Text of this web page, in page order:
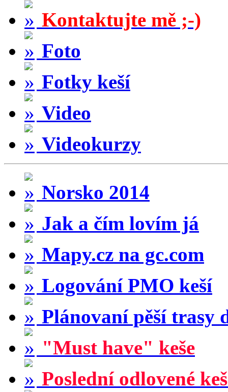
Kontaktujte mě ;-)
Foto
Fotky keší
Video
Videokurzy
Norsko 2014
Jak a čím lovím já
Mapy.cz na gc.com
Logování PMO keší
Plánovaní pěší trasy
"Must have" keše
Poslední odlovené